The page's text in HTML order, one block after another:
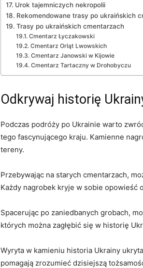
Urok tajemniczych nekropolii
Rekomendowane trasy po ukraińskich
Trasy po ukraińskich ‍cmentarzach
Cmentarz⁢ Łyczakowski
Cmentarz Orląt​ Lwowskich
Cmentarz Janowski w Kijowie
Cmentarz Tartaczny w⁢ Drohobyczu
Odkrywaj historię
Podczas podróży ⁢po Ukrainie warto
tego fascynującego kraju. Kamienne
tereny.
Przebywając‌ na starych cmentarzach,
Każdy nagrobek kryje w sobie opowieść
Spacerując po zaniedbanych grobach,
których można zagłębić się w ⁢historię
Wyryta ‌w kamieniu historia Ukrainy
pomagają zrozumieć dzisiejszą